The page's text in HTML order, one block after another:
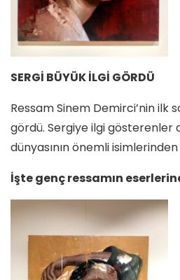
SERGİ BÜYÜK İLGİ GÖRDÜ
Ressam Sinem Demirci’nin ilk
gördü. Sergiye ilgi gösterenler
dünyasının önemli
İşte genç ressamın